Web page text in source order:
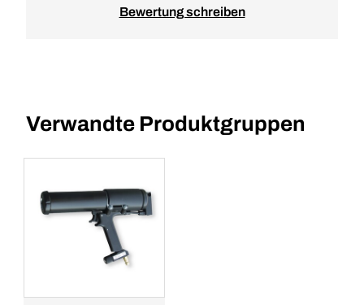
Bewertung schreiben
Verwandte Produktgruppen